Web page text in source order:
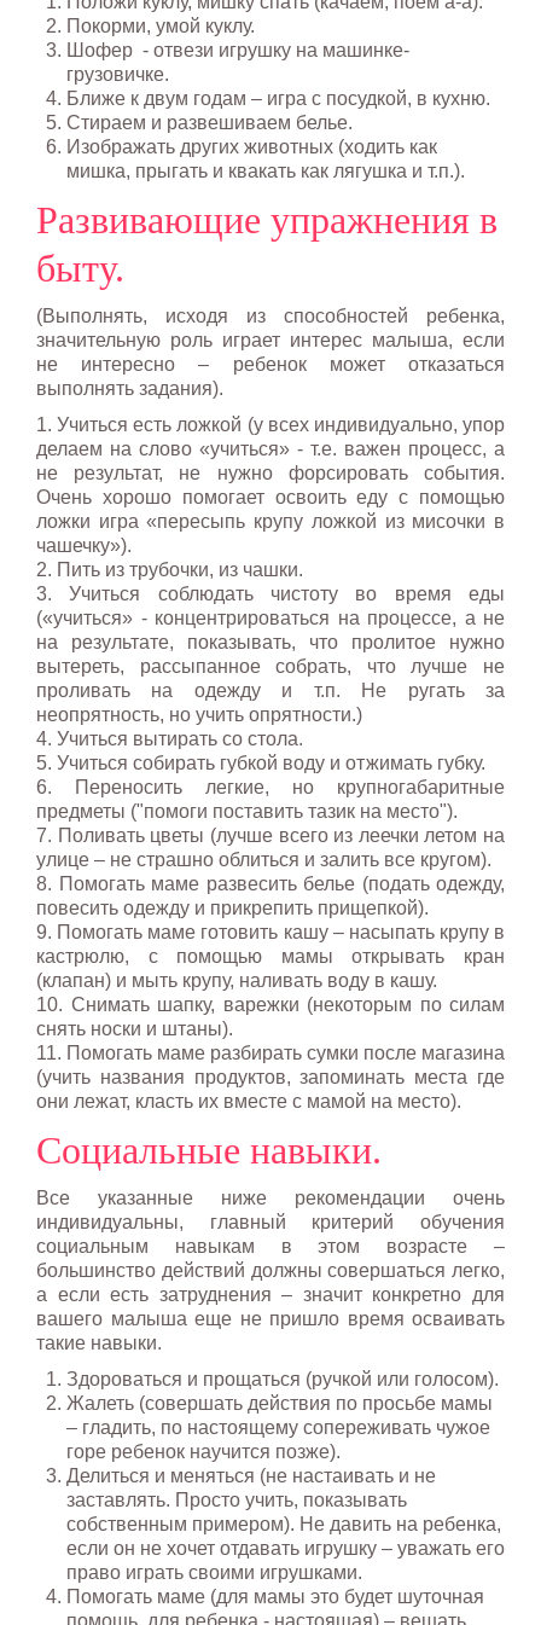
Покорми, умой куклу.
Шофер - отвези игрушку на машинке-
грузовичке.
Ближе к двум годам – игра с посудкой, в кухню.
Стираем и развешиваем белье.
Изображать других животных (ходить как
мишка, прыгать и квакать как лягушка и т.п.).
Развивающие упражнения в
быту.
(Выполнять, исходя из способностей ребенка,
значительную роль играет интерес малыша, если
не интересно – ребенок может отказаться
выполнять задания).
1. Учиться есть ложкой (у всех индивидуально, упор
делаем на слово «учиться» - т.е. важен процесс, а
не результат, не нужно форсировать события.
Очень хорошо помогает освоить еду с помощью
ложки игра «пересыпь крупу ложкой из мисочки в
чашечку»).
2. Пить из трубочки, из чашки.
3. Учиться соблюдать чистоту во время еды
(«учиться» - концентрироваться на процессе, а не
на результате, показывать, что пролитое нужно
вытереть, рассыпанное собрать, что лучше не
проливать на одежду и т.п. Не ругать за
неопрятность, но учить опрятности.)
4. Учиться вытирать со стола.
5. Учиться собирать губкой воду и отжимать губку.
6. Переносить легкие, но крупногабаритные
предметы ("помоги поставить тазик на место").
7. Поливать цветы (лучше всего из леечки летом на
улице – не страшно облиться и залить все кругом).
8. Помогать маме развесить белье (подать одежду,
повесить одежду и прикрепить прищепкой).
9. Помогать маме готовить кашу – насыпать крупу в
кастрюлю, с помощью мамы открывать кран
(клапан) и мыть крупу, наливать воду в кашу.
10. Снимать шапку, варежки (некоторым по силам
снять носки и штаны).
11. Помогать маме разбирать сумки после магазина
(учить названия продуктов, запоминать места где
они лежат, класть их вместе с мамой на место).
Социальные навыки.
Все указанные ниже рекомендации очень
индивидуальны, главный критерий обучения
социальным навыкам в этом возрасте –
большинство действий должны совершаться легко,
а если есть затруднения – значит конкретно для
вашего малыша еще не пришло время осваивать
такие навыки.
Здороваться и прощаться (ручкой или голосом).
Жалеть (совершать действия по просьбе мамы
– гладить, по настоящему сопереживать чужое
горе ребенок научится позже).
Делиться и меняться (не настаивать и не
заставлять. Просто учить, показывать
собственным примером). Не давить на ребенка,
если он не хочет отдавать игрушку – уважать его
право играть своими игрушками.
Помогать маме (для мамы это будет шуточная